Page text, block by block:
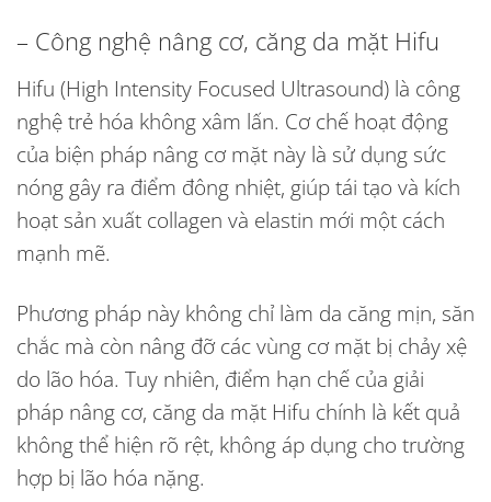
– Công nghệ nâng cơ, căng da mặt Hifu
Hifu (High Intensity Focused Ultrasound) là công
nghệ trẻ hóa không xâm lấn. Cơ chế hoạt động
của biện pháp nâng cơ mặt này là sử dụng sức
nóng gây ra điểm đông nhiệt, giúp tái tạo và kích
hoạt sản xuất collagen và elastin mới một cách
mạnh mẽ.
Phương pháp này không chỉ làm da căng mịn, săn
chắc mà còn nâng đỡ các vùng cơ mặt bị chảy xệ
do lão hóa. Tuy nhiên, điểm hạn chế của giải
pháp nâng cơ, căng da mặt Hifu chính là kết quả
không thể hiện rõ rệt, không áp dụng cho trường
hợp bị lão hóa nặng.